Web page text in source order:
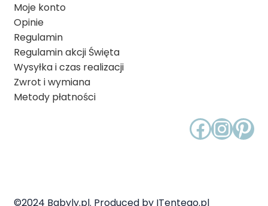
Moje konto
Opinie
Regulamin
Regulamin akcji Święta
Wysyłka i czas realizacji
Zwrot i wymiana
Metody płatności
©2024 Babyly.pl. Produced by ITentego.pl